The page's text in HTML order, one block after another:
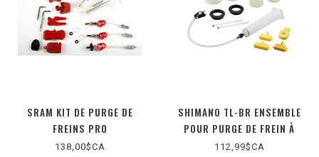
SRAM KIT DE PURGE DE
FREINS PRO
138,00$CA
SHIMANO TL-BR ENSEMBLE
POUR PURGE DE FREIN À
DISQUE PROFESSIONNEL
112,99$CA